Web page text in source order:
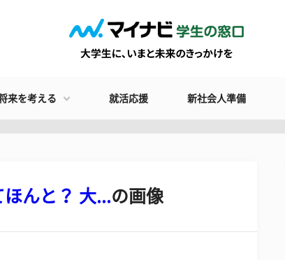
来を考える 就活応援 新社会人準備
んと？ 大...の画像